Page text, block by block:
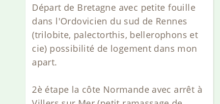
Départ de Bretagne avec petite fouille
dans l'Ordovicien du sud de Rennes
(trilobite, palectorthis, bellerophons et
cie) possibilité de logement dans mon
apart.
2è étape la côte Normande avec arrêt à